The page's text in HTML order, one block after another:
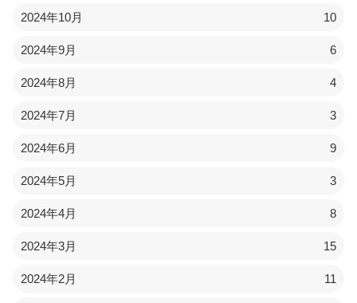
2024年10月 10
2024年9月 6
2024年8月 4
2024年7月 3
2024年6月 9
2024年5月 3
2024年4月 8
2024年3月 15
2024年2月 11